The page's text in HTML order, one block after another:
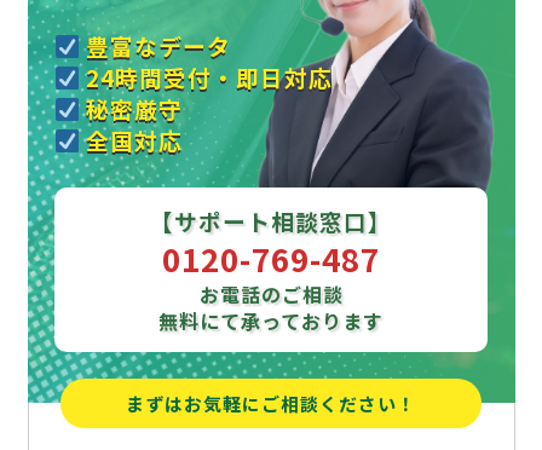
豊富なデータ
24時間受付・即日対応
秘密厳守
全国対応
【サポート相談窓口】
0120-769-487
お電話のご相談
無料にて承っております
まずはお気軽にご相談ください！